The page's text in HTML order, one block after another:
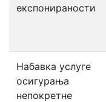
експонираности
Набавкa услуге
осигурања
непокретне